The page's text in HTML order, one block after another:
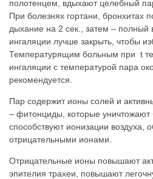
полотенцем, вдыхают целебный
При болезнях гортани, бронхитах
дыхание на 2 сек., затем – полный
ингаляции лучше закрыть, чтобы
Температурящим больным при t
ингаляции с температурой пара
рекомендуется.
Пар содержит ионы солей и
– фитонциды, которые уничтожают
способствуют ионизации воздуха,
отрицательными ионами.
Отрицательные ионы повышают
эпителия трахеи, повышают